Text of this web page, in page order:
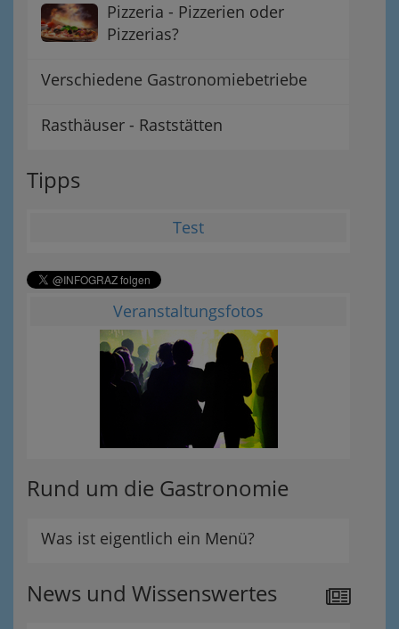
Pizzeria - Pizzerien oder
Pizzerias?
Verschiedene Gastronomiebetriebe
Rasthäuser - Raststätten
Tipps
Test
Veranstaltungsfotos
Rund um die Gastronomie
Was ist eigentlich ein Menü?
News und Wissenswertes